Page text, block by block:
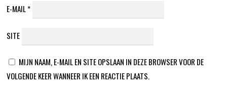
E-MAIL*
SITE
MIJN NAAM, E-MAIL EN SITE OPSLAAN IN DEZE BROWSER VOOR DE
VOLGENDE KEER WANNEER IK EEN REACTIE PLAATS.